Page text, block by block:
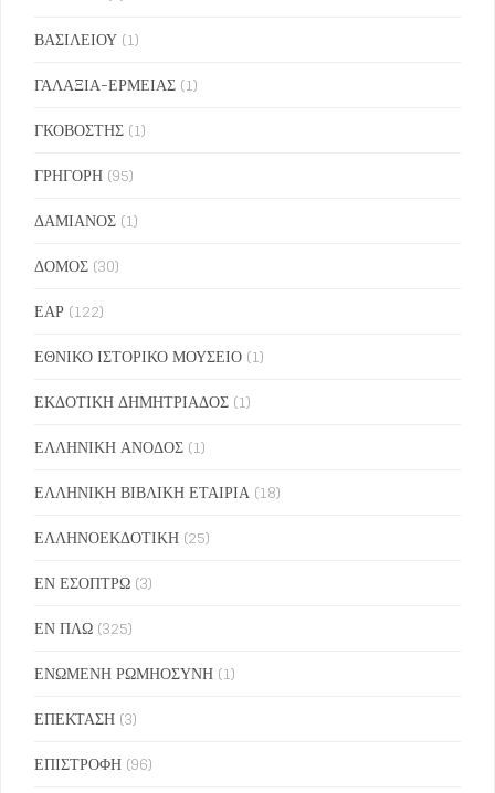
ΒΑΣΙΛΕΙΟΥ (1)
ΓΑΛΑΞΙΑ-ΕΡΜΕΙΑΣ (1)
ΓΚΟΒΟΣΤΗΣ (1)
ΓΡΗΓΟΡΗ (95)
ΔΑΜΙΑΝΟΣ (1)
ΔΟΜΟΣ (30)
ΕΑΡ (122)
ΕΘΝΙΚΟ ΙΣΤΟΡΙΚΟ ΜΟΥΣΕΙΟ (1)
ΕΚΔΟΤΙΚΗ ΔΗΜΗΤΡΙΑΔΟΣ (1)
ΕΛΛΗΝΙΚΗ ΑΝΟΔΟΣ (1)
ΕΛΛΗΝΙΚΗ ΒΙΒΛΙΚΗ ΕΤΑΙΡΙΑ (18)
ΕΛΛΗΝΟΕΚΔΟΤΙΚΗ (25)
ΕΝ ΕΣΟΠΤΡΩ (3)
ΕΝ ΠΛΩ (325)
ΕΝΩΜΕΝΗ ΡΩΜΗΟΣΥΝΗ (1)
ΕΠΕΚΤΑΣΗ (3)
ΕΠΙΣΤΡΟΦΗ (96)